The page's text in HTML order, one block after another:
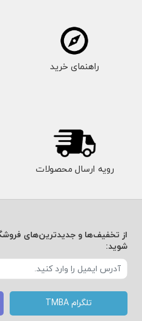
راهنمای خرید
رویه ارسال محصولات
از تخفیف‌ها و جدیدترین‌های
شوید:
تلگرام TMBA